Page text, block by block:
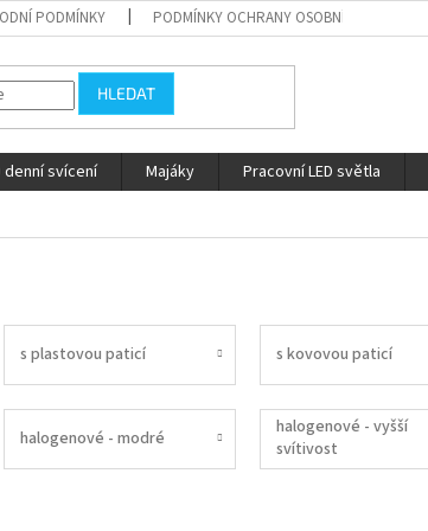
PODMÍNKY PODMÍNKY OCHRANY OSOBNÍCH ÚDAJŮ
HLEDAT
denní svícení Majáky Pracovní LED světla
s plastovou paticí s kovovou paticí
halogenové - modré
halogenové - vyšší
svítivost